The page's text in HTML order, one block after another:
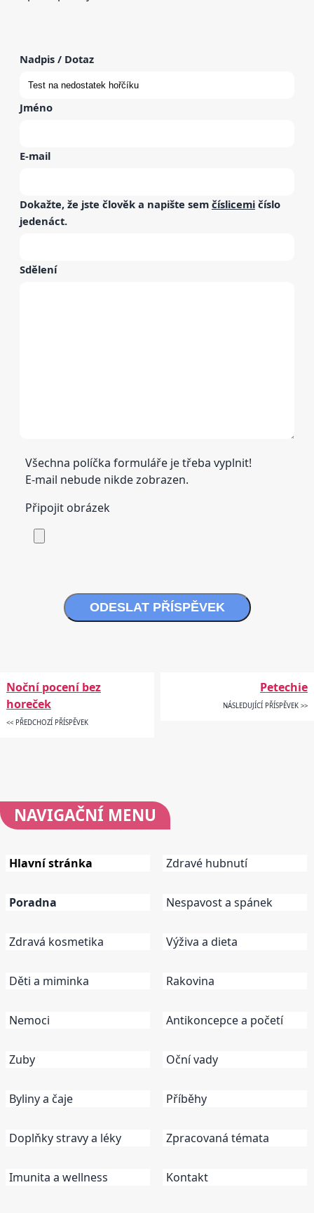
Nadpis / Dotaz
Jméno
E-mail
Dokažte, že jste člověk a napište sem číslicemi číslo
jedenáct.
Sdělení
Všechna políčka formuláře je třeba vyplnit!
E-mail nebude nikde zobrazen.
Připojit obrázek
ODESLAT PŘÍSPĚVEK
Noční pocení bez
horeček
<< PŘEDCHOZÍ PŘÍSPĚVEK
Petechie
NÁSLEDUJÍCÍ PŘÍSPĚVEK >>
NAVIGAČNÍ MENU
Hlavní stránka
Poradna
Zdravá kosmetika
Děti a miminka
Nemoci
Zuby
Byliny a čaje
Doplňky stravy a léky
Imunita a wellness
Zdravé hubnutí
Nespavost a spánek
Výživa a dieta
Rakovina
Antikoncepce a početí
Oční vady
Příběhy
Zpracovaná témata
Kontakt